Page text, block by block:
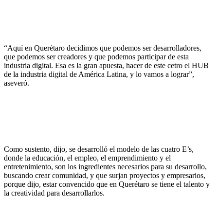
“Aquí en Querétaro decidimos que podemos ser desarrolladores,
que podemos ser creadores y que podemos participar de esta
industria digital. Esa es la gran apuesta, hacer de este cetro el HUB
de la industria digital de América Latina, y lo vamos a lograr”,
aseveró.
Como sustento, dijo, se desarrolló el modelo de las cuatro E’s,
donde la educación, el empleo, el emprendimiento y el
entretenimiento, son los ingredientes necesarios para su desarrollo,
buscando crear comunidad, y que surjan proyectos y empresarios,
porque dijo, estar convencido que en Querétaro se tiene el talento y
la creatividad para desarrollarlos.